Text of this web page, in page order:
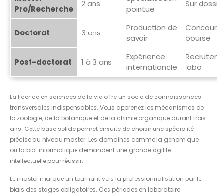
Pro/Recherche
2 ans
pointue
Sur
Doctorat 3 ans
Production de
savoir
bourse
Post-doctorat 1 à 3 ans
Expérience
internationale
labo
La licence en sciences de la vie offre un socle de connaissances
transversales indispensables. Vous apprenez les mécanismes de
la zoologie, de la botanique et de la chimie organique durant trois
ans. Cette base solide permet ensuite de choisir une spécialité
précise au niveau master. Les domaines comme la génomique
ou la bio-informatique demandent une grande agilité
intellectuelle pour réussir.
Le master marque un tournant vers la professionnalisation par le
biais des stages obligatoires. Ces périodes en laboratoire